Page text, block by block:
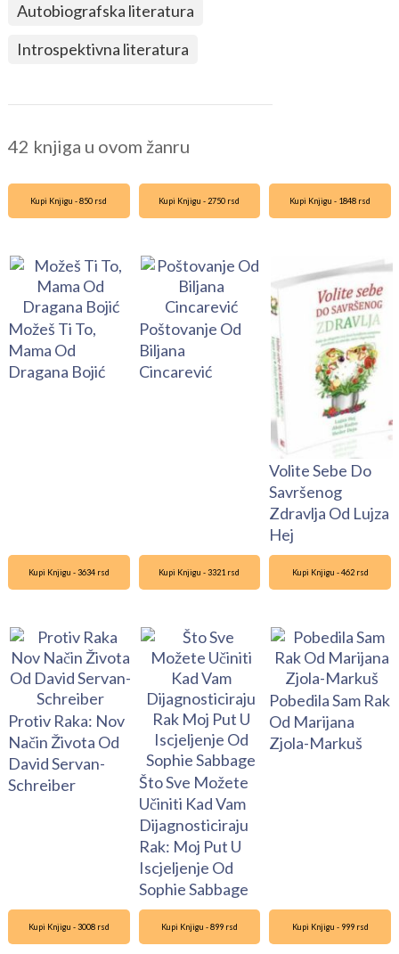
Autobiografska literatura
Introspektivna literatura
42 knjiga u ovom žanru
Kupi Knjigu - 850 rsd
Možeš Ti To,
Mama Od
Dragana Bojić
Kupi Knjigu - 2750 rsd
Poštovanje Od
Biljana
Cincarević
Kupi Knjigu - 1848 rsd
Volite Sebe Do
Savršenog
Zdravlja Od Lujza
Hej
Kupi Knjigu - 3634 rsd
Protiv Raka: Nov
Način Života Od
David Servan-
Schreiber
Kupi Knjigu - 3321 rsd
Što Sve Možete
Učiniti Kad Vam
Dijagnosticiraju
Rak: Moj Put U
Iscjeljenje Od
Sophie Sabbage
Kupi Knjigu - 462 rsd
Pobedila Sam Rak
Od Marijana
Zjola-Markuš
Kupi Knjigu - 3008 rsd Kupi Knjigu - 899 rsd Kupi Knjigu - 999 rsd